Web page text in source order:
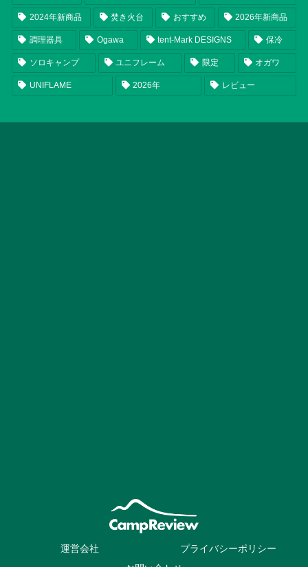
2024年新商品 焚き火台 おすすめ 2026年新商品
調理器具 Ogawa tent-Mark DESIGNS 保冷
ソロキャンプ ユニフレーム 限定 オガワ
UNIFLAME 2026年 レビュー
運営会社
プライバシーポリシー